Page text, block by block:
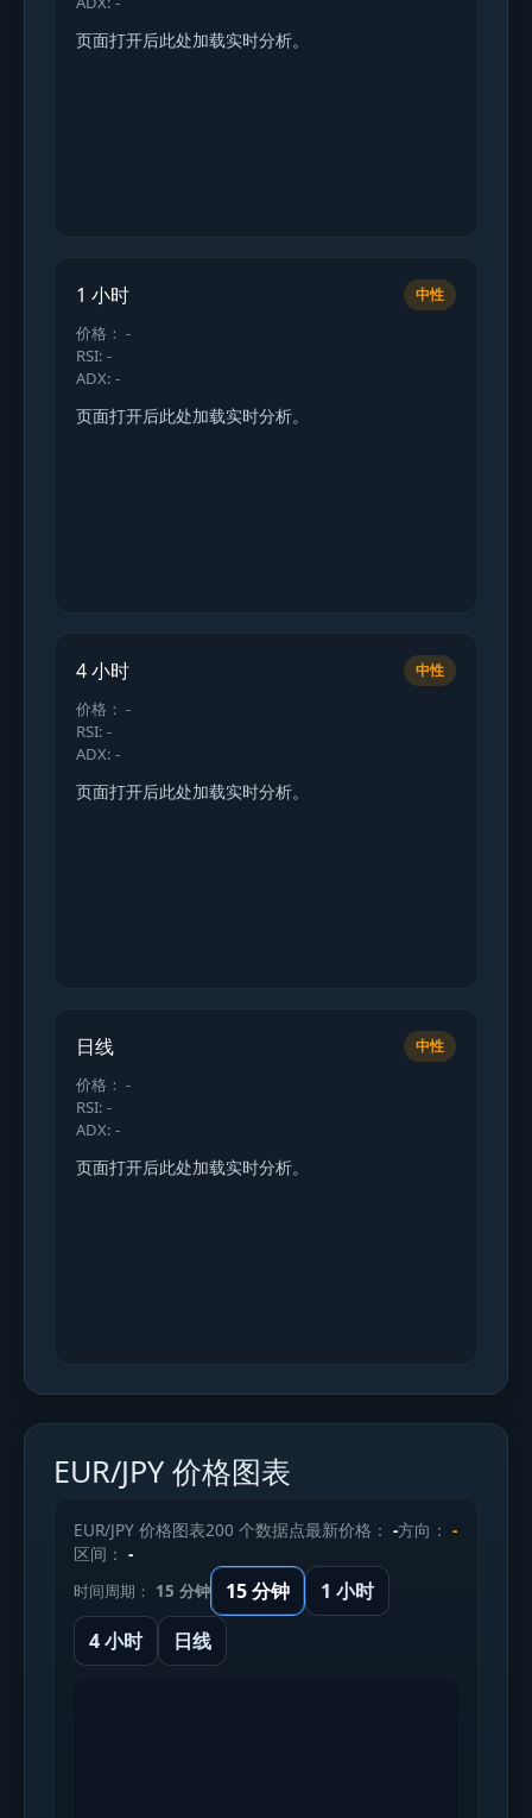
页面打开后此处加载实时分析。
1 小时 中性
价格： -
RSI: -
ADX: -
页面打开后此处加载实时分析。
4 小时 中性
价格： -
RSI: -
ADX: -
页面打开后此处加载实时分析。
日线 中性
价格： -
RSI: -
ADX: -
页面打开后此处加载实时分析。
EUR/JPY 价格图表
EUR/JPY 价格图表200 个数据点最新价格： -方向： -
区间： -
时间周期： 15 分钟 15 分钟
1 小时
4 小时
日线